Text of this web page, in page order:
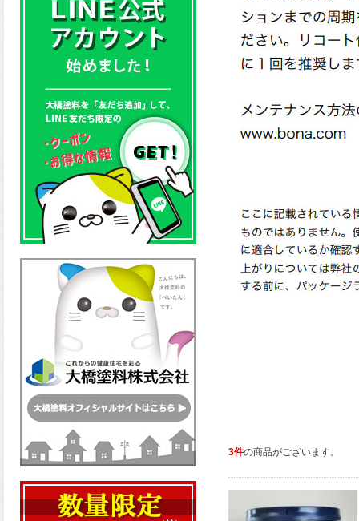
3件の商品がございます。